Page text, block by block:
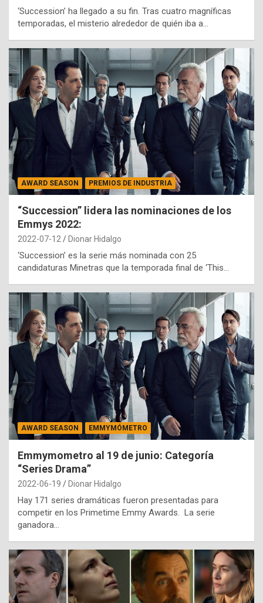
‘Succession’ ha llegado a su fin. Tras cuatro magníficas
temporadas, el misterio alrededor de quién iba a…
AWARD SEASON PREMIOS DE INDUSTRIA
“Succession” lidera las nominaciones de los
Emmys 2022:
2022-07-12 Dionar Hidalgo
‘Succession’ es la serie más nominada con 25
candidaturas Minetras que la temporada final de ‘This…
AWARD SEASON EMMYMÓMETRO
Emmymometro al 19 de junio: Categoría
“Series Drama”
2022-06-19 Dionar Hidalgo
Hay 171 series dramáticas fueron presentadas para
competir en los Primetime Emmy Awards. La serie
ganadora…